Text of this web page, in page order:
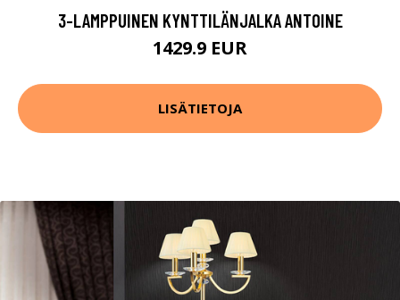
3-LAMPPUINEN KYNTTILÄNJALKA ANTOINE
1429.9 EUR
LISÄTIETOJA